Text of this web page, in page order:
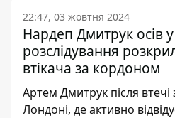
22:47, 03 жовтня 2024
Нардеп Дмитрук осів
розслідування
втікача за кордоном
Артем Дмитрук після втечі
Лондоні, де активно